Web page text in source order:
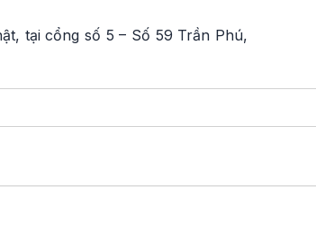
tại cổng số 5 – Số 59 Trần Phú,